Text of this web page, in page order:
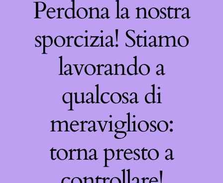
Perdona la nostra
sporcizia! Stiamo
lavorando a
qualcosa di
meraviglioso:
torna presto a